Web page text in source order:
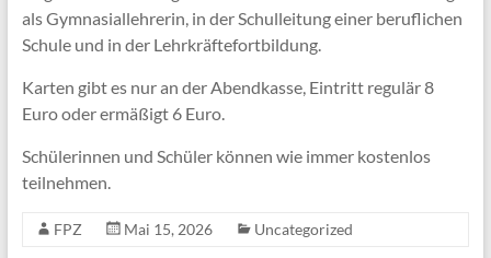
als Gymnasiallehrerin, in der Schulleitung einer beruflichen
Schule und in der Lehrkräftefortbildung.
Karten gibt es nur an der Abendkasse, Eintritt regulär 8
Euro oder ermäßigt 6 Euro.
Schülerinnen und Schüler können wie immer kostenlos
teilnehmen.
FPZ Mai 15, 2026 Uncategorized